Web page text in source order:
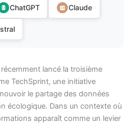
ChatGPT Claude
lancé la troisième
TechSprint, une initiative
le partage des données
écologique. Dans un contexte où
apparaît comme un levier